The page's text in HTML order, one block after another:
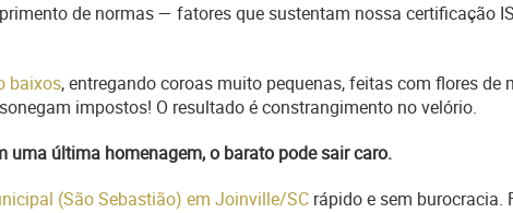
de normas — fatores que sustentam nossa certificação
baixos, entregando coroas muito pequenas, feitas com flores de
impostos! O resultado é constrangimento no velório.
uma última homenagem, o barato pode sair caro.
(São Sebastião) em Joinville/SC rápido e sem burocracia.